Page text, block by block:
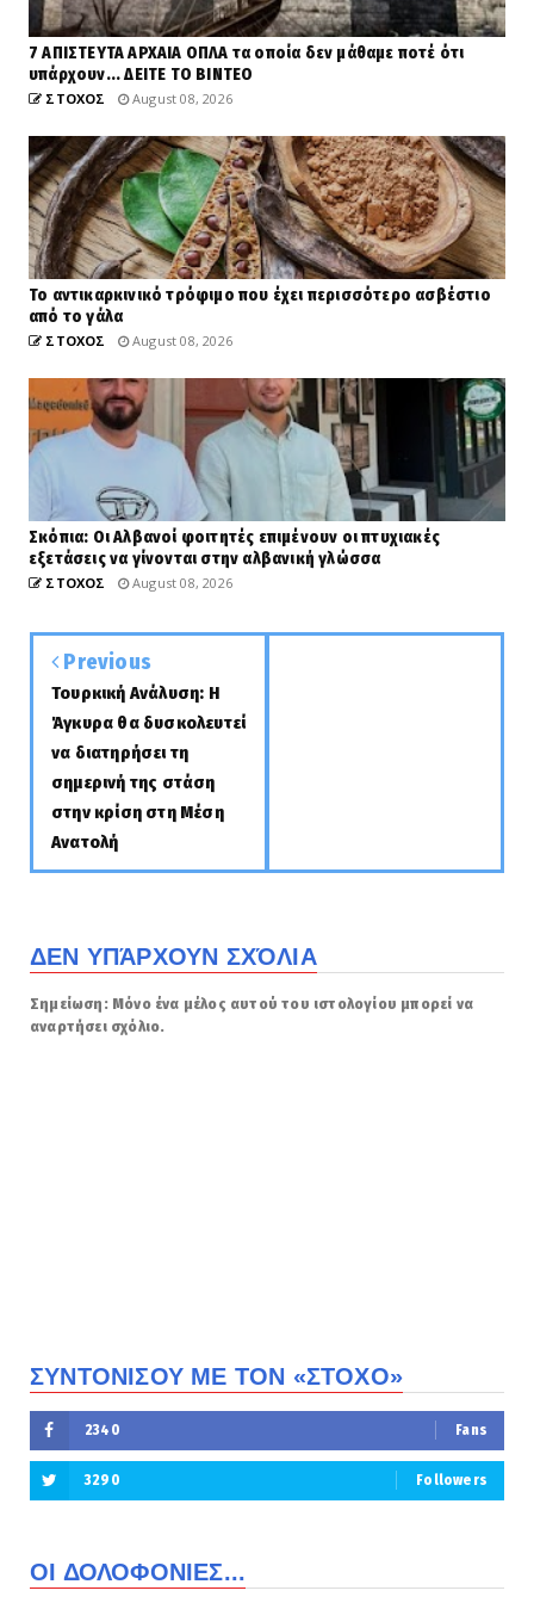
7 ΑΠΙΣΤΕΥΤΑ ΑΡΧΑΙΑ ΟΠΛΑ τα οποία δεν μάθαμε ποτέ ότι
υπάρχουν... ΔΕΙΤΕ ΤΟ ΒΙΝΤΕΟ
ΣΤΟΧΟΣ August 08, 2026
Το αντικαρκινικό τρόφιμο που έχει περισσότερο ασβέστιο
από το γάλα
ΣΤΟΧΟΣ August 08, 2026
Σκόπια: Οι Αλβανοί φοιτητές επιμένουν οι πτυχιακές
εξετάσεις να γίνονται στην αλβανική γλώσσα
ΣΤΟΧΟΣ August 08, 2026
Previous
Τουρκική Ανάλυση: Η
Άγκυρα θα δυσκολευτεί
να διατηρήσει τη
σημερινή της στάση
στην κρίση στη Μέση
Ανατολή
ΔΕΝ ΥΠΆΡΧΟΥΝ ΣΧΌΛΙΑ
Σημείωση: Μόνο ένα μέλος αυτού του ιστολογίου μπορεί να
αναρτήσει σχόλιο.
ΣΥΝΤΟΝΙΣΟΥ ΜΕ ΤΟΝ «ΣΤΟΧΟ»
2340 Fans
3290 Followers
ΟΙ ΔΟΛΟΦΟΝΙΕΣ...